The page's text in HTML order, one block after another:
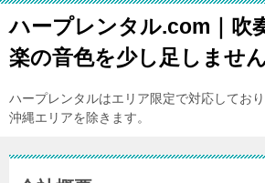
ハープレンタル.com｜吹
楽の音色を少し足しませ
ハープレンタルはエリア限定で対応してお
沖縄エリアを除きます。